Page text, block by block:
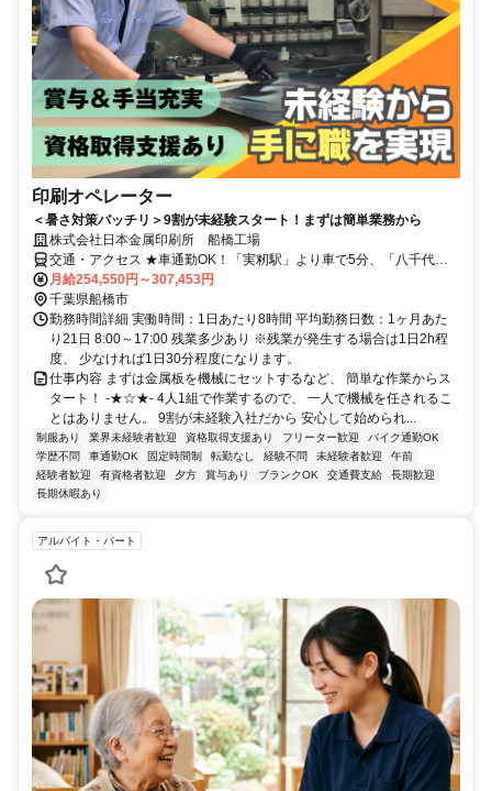
印刷オペレーター
＜暑さ対策バッチリ＞9割が未経験スタート！まずは簡単業務から
株式会社日本金属印刷所 船橋工場
交通・アクセス ★車通勤OK！「実籾駅」より車で5分、「八千代台
駅」より車で10分
月給254,550円～307,453円
千葉県船橋市
勤務時間詳細 実働時間：1日あたり8時間 平均勤務日数：1ヶ月あた
り21日 8:00～17:00 残業多少あり ※残業が発生する場合は1日2h程
度、 少なければ1日30分程度になります。
仕事内容 まずは金属板を機械にセットするなど、 簡単な作業からス
タート！ -★☆★- 4人1組で作業するので、 一人で機械を任されるこ
とはありません。 9割が未経験入社だから 安心して始められ...
制服あり 業界未経験者歓迎 資格取得支援あり フリーター歓迎
バイク通勤OK
学歴不問
車通勤OK 固定時間制 転勤なし 経験不問 未経験者歓迎
午前
経験者歓迎
有資格者歓迎 夕方 賞与あり ブランクOK 交通費支給
長期歓迎
長期休暇あり
アルバイト・パート